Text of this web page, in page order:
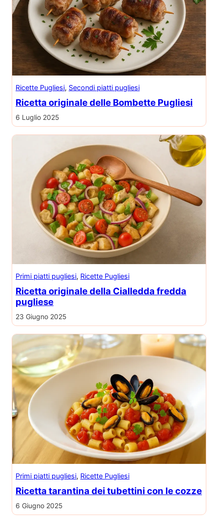
Ricette Pugliesi, Secondi piatti pugliesi
Ricetta originale delle Bombette Pugliesi
6 Luglio 2025
Primi piatti pugliesi, Ricette Pugliesi
Ricetta originale della Cialledda fredda
pugliese
23 Giugno 2025
Primi piatti pugliesi, Ricette Pugliesi
Ricetta tarantina dei tubettini con le cozze
6 Giugno 2025